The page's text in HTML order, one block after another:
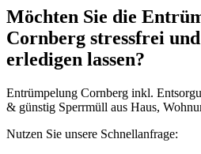
Möchten Sie die
Cornberg stressfrei
erledigen lassen?
Entrümpelung Cornberg inkl.
& günstig Sperrmüll aus Haus,
Nutzen Sie unsere Schnellanfrage: